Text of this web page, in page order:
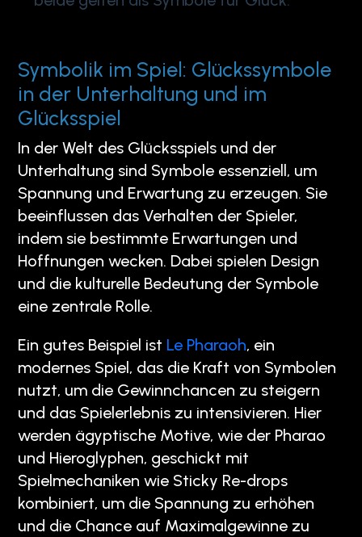
Symbolik im Spiel: Glückssymbole
in der Unterhaltung und im
Glücksspiel
In der Welt des Glücksspiels und der
Unterhaltung sind Symbole essenziell, um
Spannung und Erwartung zu erzeugen. Sie
beeinflussen das Verhalten der Spieler,
indem sie bestimmte Erwartungen und
Hoffnungen wecken. Dabei spielen Design
und die kulturelle Bedeutung der Symbole
eine zentrale Rolle.
Ein gutes Beispiel ist Le Pharaoh, ein
modernes Spiel, das die Kraft von Symbolen
nutzt, um die Gewinnchancen zu steigern
und das Spielerlebnis zu intensivieren. Hier
werden ägyptische Motive, wie der Pharao
und Hieroglyphen, geschickt mit
Spielmechaniken wie Sticky Re-drops
kombiniert, um die Spannung zu erhöhen
und die Chance auf Maximalgewinne zu